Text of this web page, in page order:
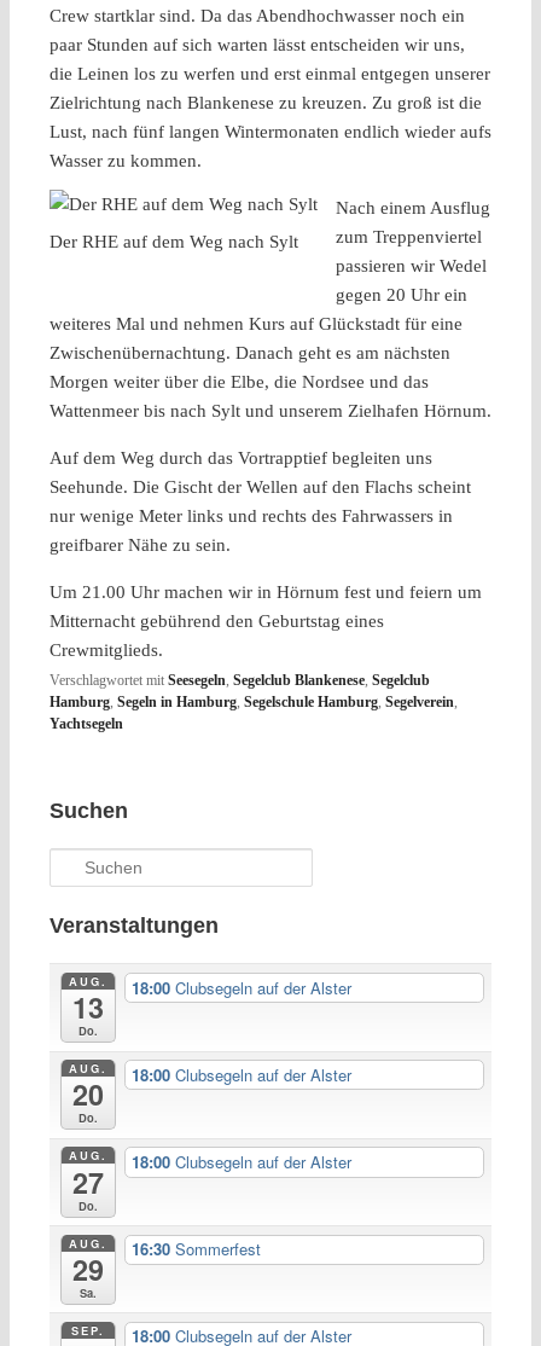
Crew startklar sind. Da das Abendhochwasser noch ein
paar Stunden auf sich warten lässt entscheiden wir uns,
die Leinen los zu werfen und erst einmal entgegen unserer
Zielrichtung nach Blankenese zu kreuzen. Zu groß ist die
Lust, nach fünf langen Wintermonaten endlich wieder aufs
Wasser zu kommen.
Der RHE auf dem Weg nach Sylt
Nach einem Ausflug
zum Treppenviertel
passieren wir Wedel
gegen 20 Uhr ein
weiteres Mal und nehmen Kurs auf Glückstadt für eine
Zwischenübernachtung. Danach geht es am nächsten
Morgen weiter über die Elbe, die Nordsee und das
Wattenmeer bis nach Sylt und unserem Zielhafen Hörnum.
Auf dem Weg durch das Vortrapptief begleiten uns
Seehunde. Die Gischt der Wellen auf den Flachs scheint
nur wenige Meter links und rechts des Fahrwassers in
greifbarer Nähe zu sein.
Um 21.00 Uhr machen wir in Hörnum fest und feiern um
Mitternacht gebührend den Geburtstag eines
Crewmitglieds.
Verschlagwortet mit Seesegeln, Segelclub Blankenese, Segelclub
Hamburg, Segeln in Hamburg, Segelschule Hamburg, Segelverein,
Yachtsegeln
Suchen
Suchen
Veranstaltungen
AUG.
13
Do.
18:00Clubsegeln auf der Alster
AUG.
20
Do.
18:00Clubsegeln auf der Alster
AUG.
27
Do.
18:00Clubsegeln auf der Alster
AUG.
29
Sa.
16:30Sommerfest
SEP. 18:00Clubsegeln auf der Alster